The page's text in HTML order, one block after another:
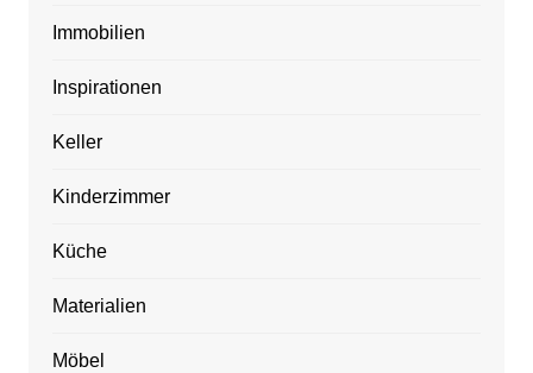
Immobilien
Inspirationen
Keller
Kinderzimmer
Küche
Materialien
Möbel